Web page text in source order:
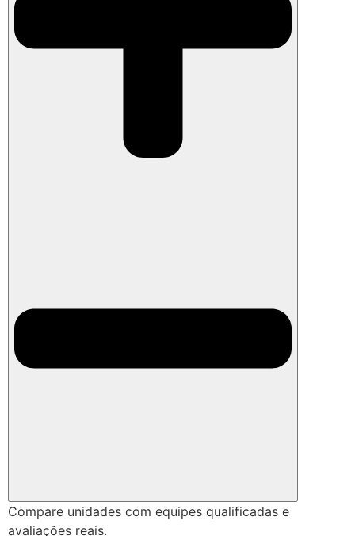
Compare unidades com equipes qualificadas e
avaliações reais.